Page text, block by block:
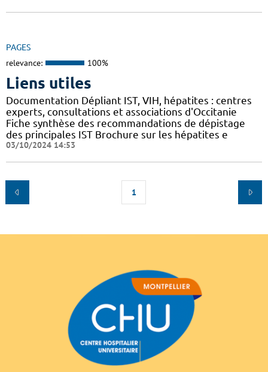
PAGES
relevance: 100%
Liens utiles
Documentation Dépliant IST, VIH, hépatites : centres
experts, consultations et associations d'Occitanie
Fiche synthèse des recommandations de dépistage
des principales IST Brochure sur les hépatites e
03/10/2024 14:53
1